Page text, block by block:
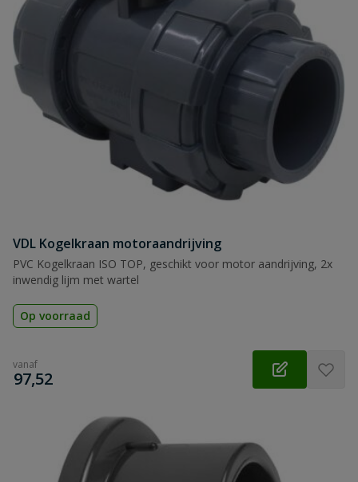
VDL Kogelkraan motoraandrijving
PVC Kogelkraan ISO TOP, geschikt voor motor aandrijving, 2x
inwendig lijm met wartel
Op voorraad
vanaf
€
97,52